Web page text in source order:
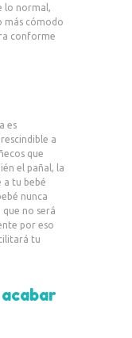
lo normal,
más cómodo
conforme
es
a
que
el pañal, la
a tu bebé
nunca
que no será
por eso
tu